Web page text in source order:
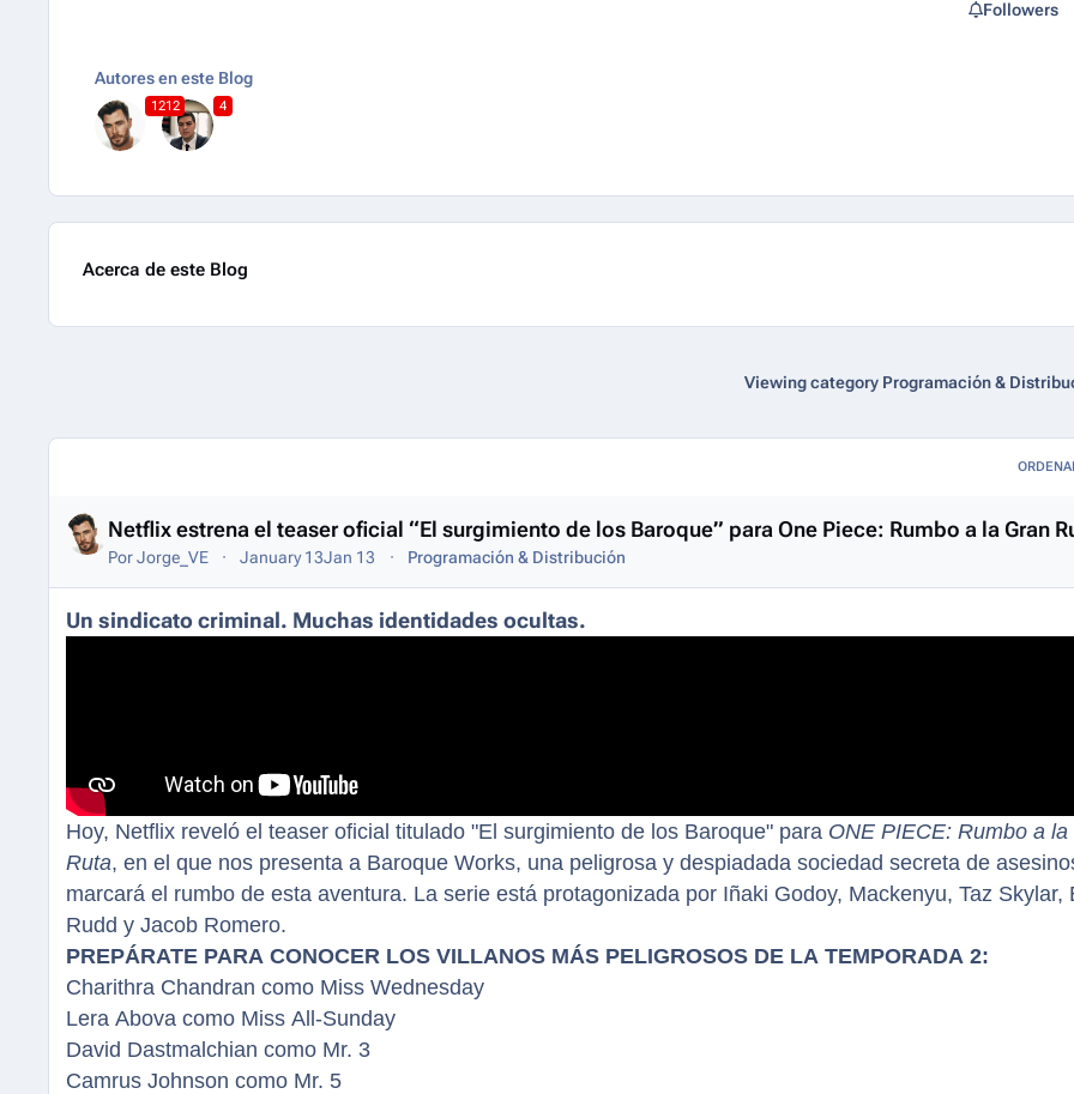
Followers
Autores en este Blog
1212 4
Acerca de este Blog
Viewing category Programación &
Entries in this blog
Netflix estrena el teaser oficial “El surgimiento de los Baroque” para One Piece: Rumbo a la Gran
PorJorge_VE January 13Jan 13 Programación & Distribución
Un sindicato criminal. Muchas identidades ocultas.
Hoy, Netflix reveló el teaser oficial titulado "El surgimiento de los Baroque" para ONE PIECE: Rumbo a la
Ruta, en el que nos presenta a Baroque Works, una peligrosa y despiadada sociedad secreta de
marcará el rumbo de esta aventura. La serie está protagonizada por Iñaki Godoy, Mackenyu, Taz Skylar,
Rudd y Jacob Romero.
PREPÁRATE PARA CONOCER LOS VILLANOS MÁS PELIGROSOS DE LA TEMPORADA 2:
Charithra Chandran como Miss Wednesday
Lera Abova como Miss All-Sunday
David Dastmalchian como Mr. 3
Camrus Johnson como Mr. 5